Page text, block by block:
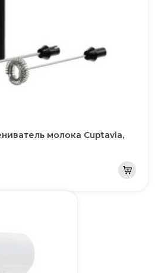
молока Cuptavia,